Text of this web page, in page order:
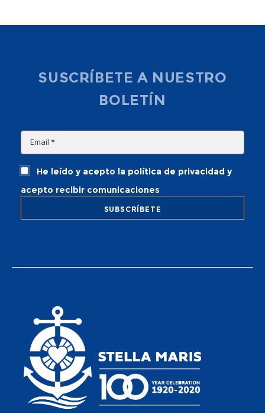
SUSCRÍBETE A NUESTRO
BOLETÍN
He leído y acepto la política de privacidad y
acepto recibir comunicaciones